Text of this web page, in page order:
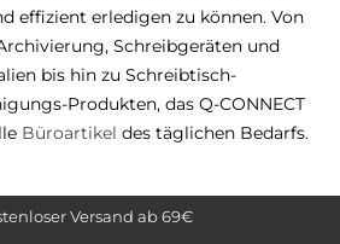
effizient erledigen zu können. Von
Schreibgeräten und
bis hin zu Schreibtisch-
Produkten, das Q-CONNECT
Büroartikel des täglichen Bedarfs.
Versand ab 69€